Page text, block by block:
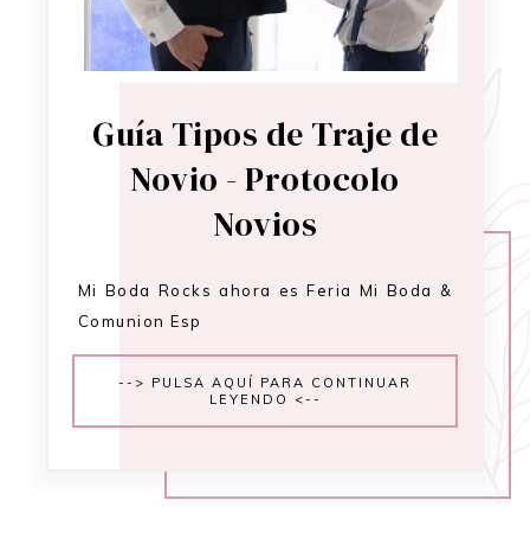
Guía Tipos de Traje de
Novio - Protocolo
Novios
Mi Boda Rocks ahora es Feria Mi Boda &
Comunion Esp
--> PULSA AQUÍ PARA CONTINUAR
LEYENDO <--